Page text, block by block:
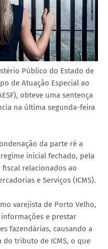
Público do Estado de
de Atuação Especial ao
obteve uma sentença
na última segunda-feira
da parte ré a
inicial fechado, pela
fiscal relacionados ao
e Serviços (ICMS).
varejista de Porto Velho,
e prestar
fazendárias, causando a
tributo de ICMS, o que